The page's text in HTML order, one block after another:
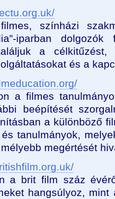
színházi
iparban
a
és a
a filmes
beépítését
a különböző
tanulmányok,
megértését
a brit film száz
hangsúlyoz,